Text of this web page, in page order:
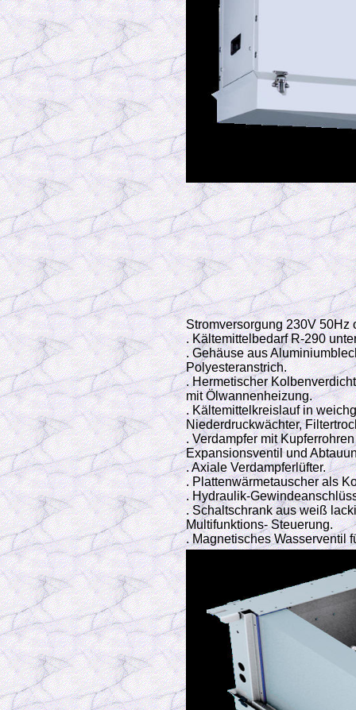
Stromversorgung 230V 50Hz
. Kältemittelbedarf R-290
. Gehäuse aus
Polyesteranstrich.
. Hermetischer
mit Ölwannenheizung.
. Kältemittelkreislauf in
Niederdruckwächter,
. Verdampfer mit
Expansionsventil und
. Axiale Verdampferlüfter.
. Plattenwärmetauscher als
. Hydraulik-
. Schaltschrank aus weiß
Multifunktions- Steuerung.
. Magnetisches Wasserventil